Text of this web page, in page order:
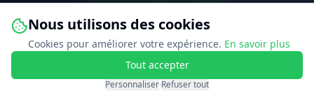
Nous utilisons des cookies
Cookies pour améliorer votre expérience. En savoir plus
Tout accepter
Personnaliser·Refuser tout
PEB Connect. Tous droits réservés.